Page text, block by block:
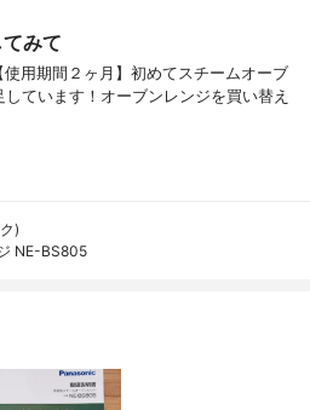
みて
用期間２ヶ月】初めてスチームオーブ
ています！オーブンレンジを買い替え
)
NE-BS805